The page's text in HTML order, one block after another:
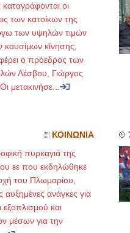
οι
των κατοίκων της
των υψηλών τιμών
κίνησης,
ο πρόεδρος των
Λέσβου, Γιώργος
μετακινήσε...
ΚΟΙΝΩΝΙΑ
πυρκαγιά της
εε που εκδηλώθηκε
του Πλωμαρίου,
αυξημένες ανάγκες για
και
μέσων για την